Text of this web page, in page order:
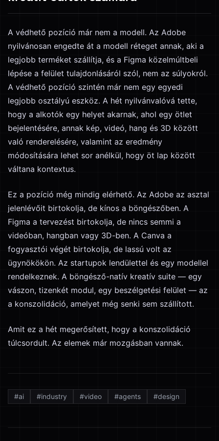
A védhető pozíció már nem a modell. Az Adobe
nyilvánosan engedte át a modell réteget annak, aki a
legjobb terméket szállítja, és a Figma közelmúltbeli
lépése a felület tulajdonlásáról szól, nem az súlyokról.
A védhető pozíció szintén már nem egy egyedi
legjobb osztályú eszköz. A hét nyilvánvalóvá tette,
hogy a alkotók egy helyet akarnak, ahol egy ötlet
bejelentésére, annak kép, videó, hang és 3D között
való renderelésére, valamint az eredmény
módosítására lehet sor anélkül, hogy öt lap között
váltana kontextus.
Ez a pozíció még mindig elérhető. Az Adobe az asztal
jelenlévőit birtokolja, de kínos a böngészőben. A
Figma a tervezést birtokolja, de nincs semmi a
videóban, hangban vagy 3D-ben. A Canva a
fogyasztói végét birtokolja, de lassú volt az
ügynökökön. Az startupok lendülettel és egy modellel
rendelkeznek. A böngésző-natív kreatív suite — egy
vászon, tizenkét modul, egy beszélgetési felület — az
a konszolidáció, amelyet még senki sem szállított.
Amit ez a hét megerősített, hogy a konszolidáció
túlcsordult. Az elemek már mozgásban vannak.
#ai #industry #video #agents #design